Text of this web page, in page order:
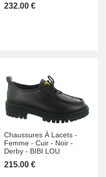
232.00 €
Chaussures À Lacets -
Femme - Cuir - Noir -
Derby - BIBI LOU
215.00 €